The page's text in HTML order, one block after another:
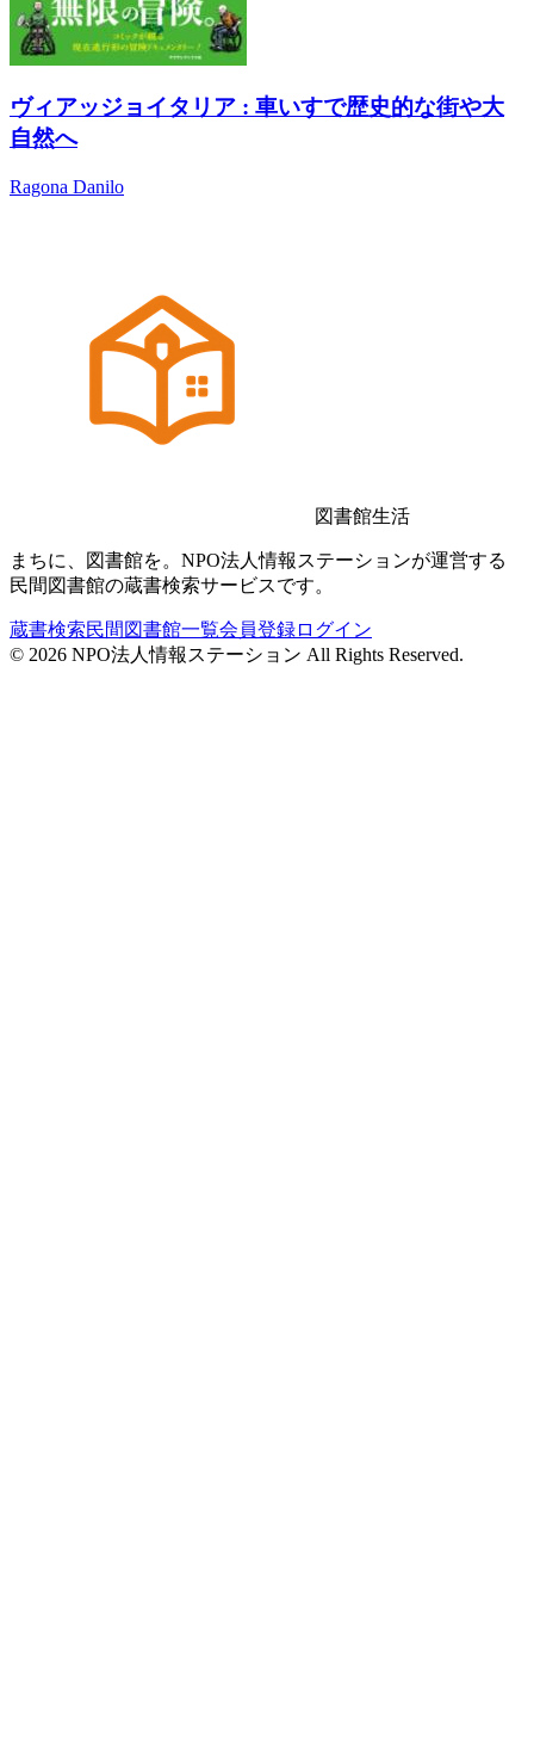
ヴィアッジョイタリア : 車いすで歴史的な街や大
自然へ
Ragona Danilo
図書館生活
まちに、図書館を。NPO法人情報ステーションが運営する
民間図書館の蔵書検索サービスです。
蔵書検索民間図書館一覧会員登録ログイン
© 2026 NPO法人情報ステーション All Rights Reserved.